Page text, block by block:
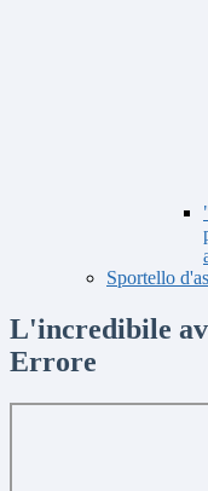
Sportello
L'incredibile
Errore